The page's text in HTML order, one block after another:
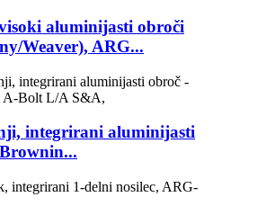
aluminijasti obroči
Weaver), ARG...
integrirani aluminijasti